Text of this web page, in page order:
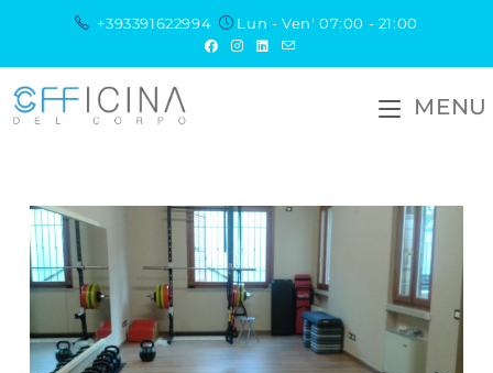
+393391622994 Lun - Ven' 07:00 - 21:00
MENU